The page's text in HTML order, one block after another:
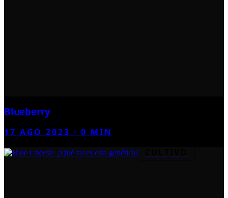
Blueberry
17 AGO 2023 ·0 MIN